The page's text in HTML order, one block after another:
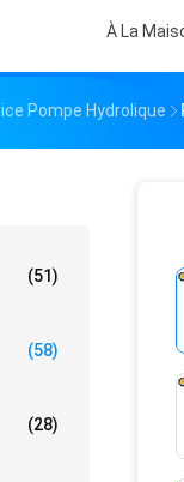
À La
Pompe Hydrolique
(51)
(58)
(28)